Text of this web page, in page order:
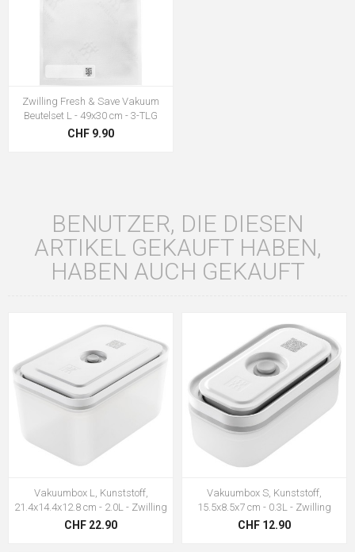
Zwilling Fresh & Save Vakuum
Beutelset L - 49x30 cm - 3-TLG
CHF 9.90
BENUTZER, DIE DIESEN
ARTIKEL GEKAUFT HABEN,
HABEN AUCH GEKAUFT
Vakuumbox L, Kunststoff,
21.4x14.4x12.8 cm - 2.0L - Zwilling
CHF 22.90
Vakuumbox S, Kunststoff,
15.5x8.5x7 cm - 0.3L - Zwilling
CHF 12.90